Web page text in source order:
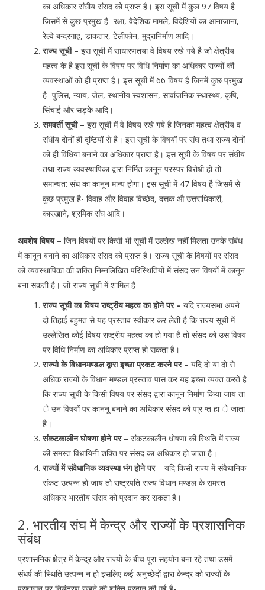
का अधिकार संघीय संसद को प्राप्त है। इस सूची में कुल 97 विषय है
जिसमें से कुछ प्रमुख है- रक्षा, वैदेशिक मामले, विदेशियों का आनाजाना,
रेल्वे बन्दरगाह, डाकतार, टेलीफोन, मुद्रानिर्माण आदि।
राज्य सूची – इस सूची में साधारणतया वे विषय रखे गये है जो क्षेत्रीय
महत्व के है इस सूची के विषय पर विधि निर्माण का अधिकार राज्यों की
व्यवस्थाओं को ही प्राप्त है। इस सूची में 66 विषय है जिनमें कुछ प्रमुख
है- पुलिस, न्याय, जेल, स्थानीय स्वशासन, सार्वाजनिक स्थास्थ्य, कृषि,
सिंचाई और सड़के आदि।
समवर्ती सूची – इस सूची में वे विषय रखे गये है जिनका महत्व क्षेत्रीय व
संधीय दोनों ही दृष्टियों से है। इस सूची के विषयों पर संघ तथा राज्य दोनों
को ही विधियां बनाने का अधिकार प्राप्त है। इस सूची के विषय पर संघीय
तथा राज्य व्यवस्थापिका द्वारा निर्मित कानून परस्पर विरोधी हो तो
समान्यत: संघ का कानून मान्य होगा। इस सूची में 47 विषय है जिसमें से
कुछ प्रमुख है- विवाह और विवाह विच्छेद, दत्तक औ उत्तराधिकारी,
कारखाने, श्रमिक संघ आदि।
अवशेष विषय – जिन विषयों पर किसी भी सूची में उल्लेख नहीं मिलता उनके संबंध
में कानून बनाने का अधिकार संसद को प्राप्त है। राज्य सूची के विषयों पर संसद
को व्यवस्थापिका की शक्ति निम्नलिखित परिस्थितियों में संसद उन विषयों में कानून
बना सकती है। जो राज्य सूची में शामिल है-
राज्य सूची का विषय राष्ट्रीय महत्व का होने पर – यदि राज्यसभा अपने
दो तिहाई बहुमत से यह प्रस्ताव स्वीकार कर लेती है कि राज्य सूची में
उल्लेखित कोई विषय राष्ट्रीय महत्व का हो गया है तो संसद को उस विषय
पर विधि निर्माण का अधिकार प्राप्त हो सकता है।
राज्यो के विधानमण्डल द्वारा इच्छा प्रकट करने पर – यदि दो या दो से
अधिक राज्यों के विधान मण्डल प्रस्ताव पास कर यह इच्छा व्यक्त करते है
कि राज्य सूची के किसी विषय पर संसद द्वारा कानून निर्माण किया जाय ता
े उन विषयों पर काननू बनाने का अधिकार संसद को पा्र प्त हा े जाता
है।
संकटकालीन घोषणा होने पर – संकटकालीन धोषणा की स्थिति में राज्य
की समस्त विधायिनी शक्ति पर संसद का अधिकार हो जाता है।
राज्यों में संवैधानिक व्यवस्था भंग होने पर – यदि किसी राज्य में संवैधानिक
संकट उत्पन्न हो जाय तो राष्ट्रपति राज्य विधान मण्डल के समस्त
अधिकार भारतीय संसद को प्रदान कर सकता है।
2. भारतीय संघ में केन्द्र और राज्यों के प्रशासनिक
संबंध
प्रशासनिक क्षेत्र में केन्द्र और राज्यों के बीच पूरा सहयोग बना रहे तथा उसमें
संधर्ष की स्थिति उत्पन्न न हो इसलिए कई अनुच्छेदों द्वारा केन्द्र को राज्यों के